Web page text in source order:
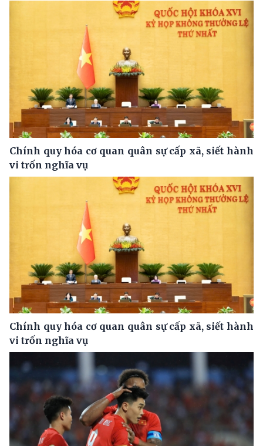
Chính quy hóa cơ quan quân sự cấp xã, siết hành
vi trốn nghĩa vụ
Chính quy hóa cơ quan quân sự cấp xã, siết hành
vi trốn nghĩa vụ